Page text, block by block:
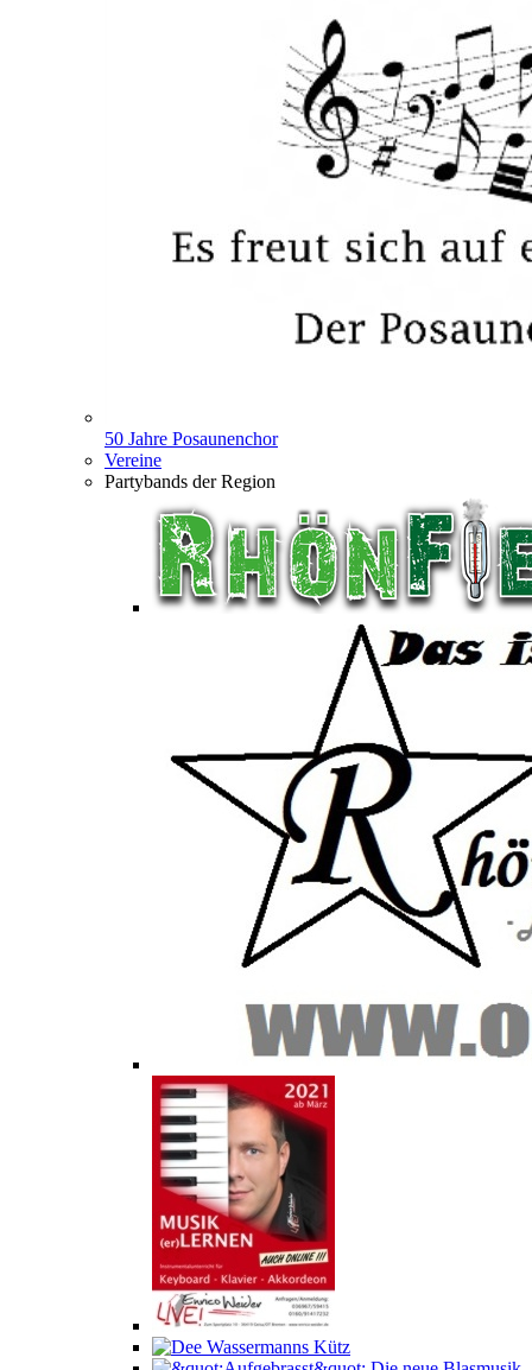
50 Jahre Posaunenchor
Vereine
Partybands der Region